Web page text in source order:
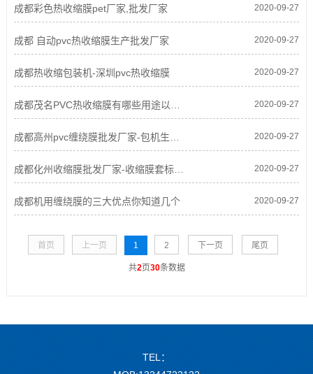
成都彩色热收缩膜pet厂家,批发厂家 2020-09-27
成都 自动pvc热收缩膜生产批发厂家 2020-09-27
成都热收缩包装机-深圳pvc热收缩膜 2020-09-27
成都茂名PVC热收缩膜有哪些用途以及优势 2020-09-27
成都高州pvc缠绕膜批发厂家-包机生产变个性化制 2020-09-27
成都化州收缩膜批发厂家-收缩膜套标到底有哪些 2020-09-27
成都机用缠绕膜的三大优点你知道几个 2020-09-27
首页 上一页 1 2 下一页 尾页
共2页30条数据
TEL：